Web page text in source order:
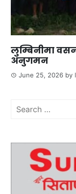
लुम्बिनीमा
अनुगमन
June 25, 2026 by
Search